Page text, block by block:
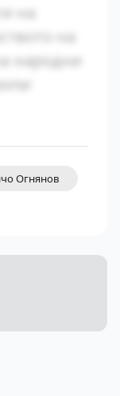
на
на
народни
Огнянов